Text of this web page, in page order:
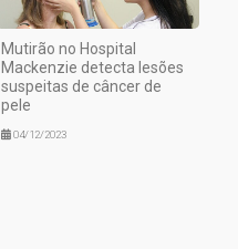
Mutirão no Hospital
Mackenzie detecta lesões
suspeitas de câncer de
pele
04/12/2023